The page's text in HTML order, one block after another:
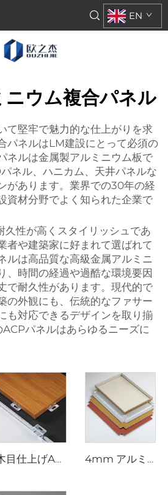
EN
ウム複合パネル
て堅牢で魅力的な仕上がりを求
パネルはLM建設にとって必須の
ネルは金属製アルミニウム板で
ネル、ハニカム、天井パネルな
があります。業界での30年の経
資材分野でよく知られた企業で
久性が高くスタイリッシュであ
者や建築家に好まれて選ばれて
ルは高品質な高級金属アルミニ
、時間の経過や過酷な環境要因
で耐久性があります。現代的で
の外観にも、伝統的なファサー
も対応できるデザインを取り揃
パネルはあらゆるニーズに
木目仕上げACP複合板 - 4mm x 1220mm x 2440mm 4mm アルミニウム複合板 - 4mm 1220mm x 2440mm (122cm x 244cm)